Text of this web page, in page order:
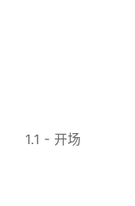
1.1 - 开场